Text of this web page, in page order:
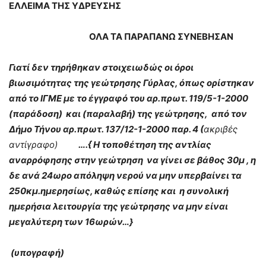
ΕΛΛΕΙΜΑ ΤΗΣ ΥΔΡΕΥΣΗΣ
ΟΛΑ ΤΑ ΠΑΡΑΠΑΝΩ ΣΥΝΕΒΗΣΑΝ
Γιατί δεν τηρήθηκαν στοιχειωδώς οι όροι
βιωσιμότητας της γεώτρησης Γύρλας, όπως ορίστηκαν
από το ΙΓΜΕ με το έγγραφό του αρ.πρωτ. 119/5-1-2000
(παράδοση) και (παραλαβή) της γεώτρησης, από τον
Δήμο Τήνου αρ.πρωτ. 137/12-1-2000 παρ. 4 (ακριβές
αντίγραφο)
….{ Η τοποθέτηση της αντλίας
αναρρόφησης στην γεώτρηση να γίνει σε βάθος 30μ , η
δε ανά 24ωρο απόληψη νερού να μην υπερβαίνει τα
250κμ.ημερησίως, καθώς επίσης και η συνολική
ημερήσια λειτουργία της γεώτρησης να μην είναι
μεγαλύτερη των 16ωρών…}
(υπογραφή)